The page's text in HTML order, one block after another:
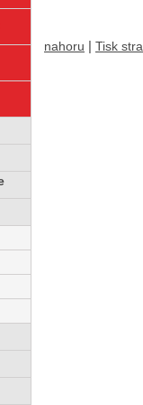
nahoru Tisk